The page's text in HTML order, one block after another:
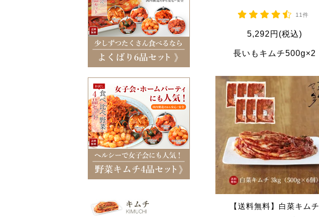
11件
5,292円(税込)
長いもキムチ500g×2
【送料無料】白菜キムチ